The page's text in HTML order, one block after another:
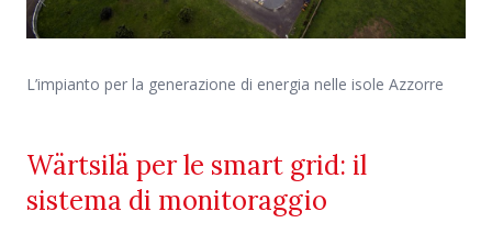
L’impianto per la generazione di energia nelle isole Azzorre
Wärtsilä per le smart grid: il
sistema di monitoraggio